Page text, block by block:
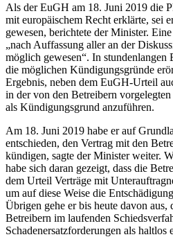
Als der EuGH am 18. Juni 2019 die
mit europäischem Recht erklärte, sei
gewesen, berichtete der Minister.
„nach Auffassung aller an der
möglich gewesen“. In stundenlangen
die möglichen Kündigungsgründe
Ergebnis, neben dem EuGH-Urteil
in der von den Betreibern
als Kündigungsgrund anzuführen.
Am 18. Juni 2019 habe er auf
entschieden, den Vertrag mit den
kündigen, sagte der Minister weiter.
habe sich daran gezeigt, dass die
dem Urteil Verträge mit
um auf diese Weise die
Übrigen gehe er bis heute davon aus,
Betreibern im laufenden
Schadenersatzforderungen als haltlos